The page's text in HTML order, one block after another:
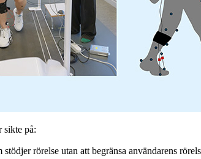
sikte på:
rörelse utan att begränsa användarens